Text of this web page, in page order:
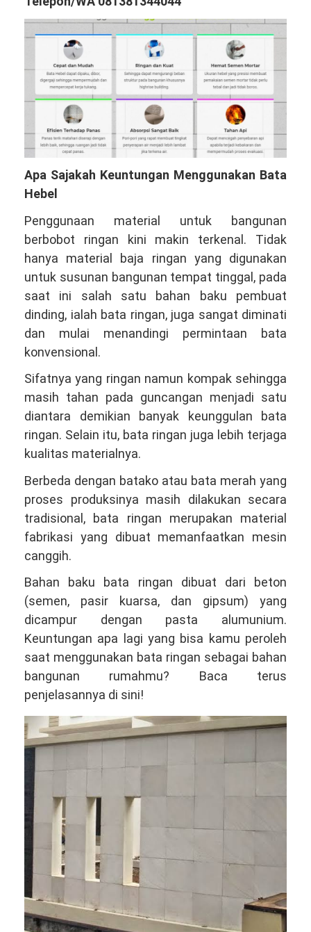
Apa Sajakah Keuntungan Menggunakan Bata
Hebel
Penggunaan material untuk bangunan
berbobot ringan kini makin terkenal. Tidak
hanya material baja ringan yang digunakan
untuk susunan bangunan tempat tinggal, pada
saat ini salah satu bahan baku pembuat
dinding, ialah bata ringan, juga sangat diminati
dan mulai menandingi permintaan bata
konvensional.
Sifatnya yang ringan namun kompak sehingga
masih tahan pada guncangan menjadi satu
diantara demikian banyak keunggulan bata
ringan. Selain itu, bata ringan juga lebih terjaga
kualitas materialnya.
Berbeda dengan batako atau bata merah yang
proses produksinya masih dilakukan secara
tradisional, bata ringan merupakan material
fabrikasi yang dibuat memanfaatkan mesin
canggih.
Bahan baku bata ringan dibuat dari beton
(semen, pasir kuarsa, dan gipsum) yang
dicampur dengan pasta alumunium.
Keuntungan apa lagi yang bisa kamu peroleh
saat menggunakan bata ringan sebagai bahan
bangunan rumahmu? Baca terus
penjelasannya di sini!